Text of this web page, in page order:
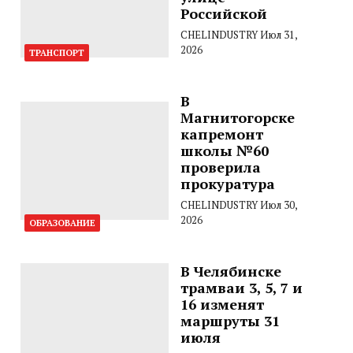
ТРАНСПОРТ
Российской
CHELINDUSTRYИюл 31,
2026
ОБРАЗОВАНИЕ
В
Магнитогорске
капремонт
школы №60
проверила
прокуратура
CHELINDUSTRYИюл 30,
2026
В Челябинске
трамваи 3, 5, 7 и
16 изменят
маршруты 31
июля